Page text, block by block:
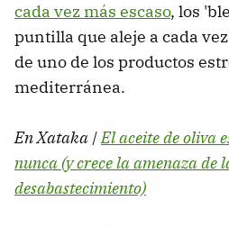
cada vez más escaso, los
puntilla que aleje a cada
de uno de los productos
mediterránea.
En Xataka |El aceite de oliva
nunca (y crece la amenaza de
desabastecimiento)